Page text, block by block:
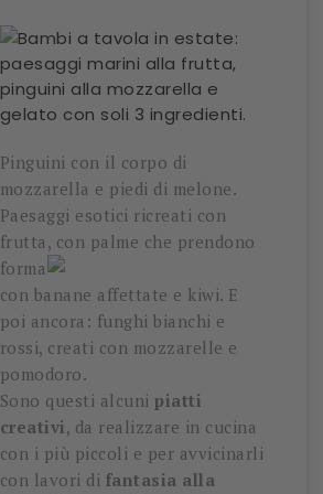
Pinguini con il corpo di
mozzarella e piedi di melone.
Paesaggi esotici ricreati con
frutta, con palme che prendono
forma
con banane affettate e kiwi. E
poi ancora: funghi bianchi e
rossi, creati con mozzarelle e
pomodoro.
Sono questi alcuni piatti
creativi, da realizzare in cucina
con i più piccoli e per avvicinarli
con lavori di fantasia alla